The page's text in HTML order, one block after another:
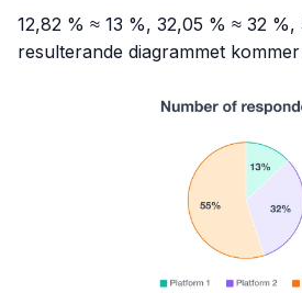
12,82 % ≈ 13 %, 32,05 % ≈ 32 %,
resulterande diagrammet